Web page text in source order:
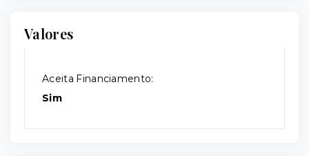
Valores
Aceita Financiamento:
Sim